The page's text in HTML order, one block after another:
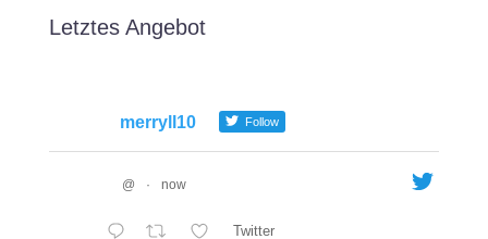
Letztes Angebot
merryll10 Follow
@ · now
Twitter